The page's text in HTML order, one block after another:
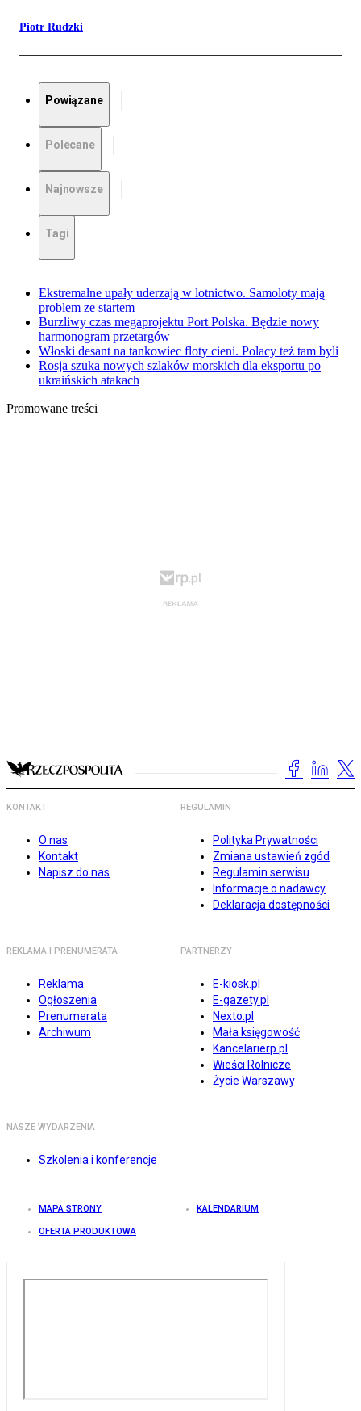
Piotr Rudzki
Powiązane
Polecane
Najnowsze
Tagi
Ekstremalne upały uderzają w lotnictwo. Samoloty mają
problem ze startem
Burzliwy czas megaprojektu Port Polska. Będzie nowy
harmonogram przetargów
Włoski desant na tankowiec floty cieni. Polacy też tam byli
Rosja szuka nowych szlaków morskich dla eksportu po
ukraińskich atakach
Promowane treści
KONTAKT
O nas
Kontakt
Napisz do nas
REGULAMIN
Polityka Prywatności
Zmiana ustawień zgód
Regulamin serwisu
Informacje o nadawcy
Deklaracja dostępności
REKLAMA I PRENUMERATA
Reklama
Ogłoszenia
Prenumerata
Archiwum
PARTNERZY
E-kiosk.pl
E-gazety.pl
Nexto.pl
Mała księgowość
Kancelarierp.pl
Wieści Rolnicze
Życie Warszawy
NASZE WYDARZENIA
Szkolenia i konferencje
MAPA STRONY KALENDARIUM
OFERTA PRODUKTOWA